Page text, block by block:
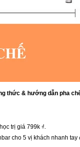
thức & hướng dẫn pha
trị giá 799k ₫.
cho 5 vị khách nhanh